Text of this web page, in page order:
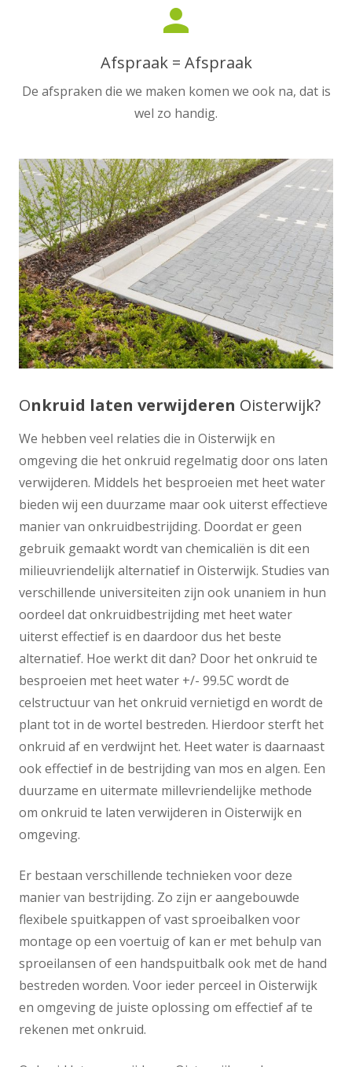
person
Afspraak = Afspraak
De afspraken die we maken komen we ook na, dat is
wel zo handig.
Onkruid laten verwijderen Oisterwijk?
We hebben veel relaties die in Oisterwijk en
omgeving die het onkruid regelmatig door ons laten
verwijderen. Middels het besproeien met heet water
bieden wij een duurzame maar ook uiterst effectieve
manier van onkruidbestrijding. Doordat er geen
gebruik gemaakt wordt van chemicaliën is dit een
milieuvriendelijk alternatief in Oisterwijk. Studies van
verschillende universiteiten zijn ook unaniem in hun
oordeel dat onkruidbestrijding met heet water
uiterst effectief is en daardoor dus het beste
alternatief. Hoe werkt dit dan? Door het onkruid te
besproeien met heet water +/- 99.5C wordt de
celstructuur van het onkruid vernietigd en wordt de
plant tot in de wortel bestreden. Hierdoor sterft het
onkruid af en verdwijnt het. Heet water is daarnaast
ook effectief in de bestrijding van mos en algen. Een
duurzame en uitermate millevriendelijke methode
om onkruid te laten verwijderen in Oisterwijk en
omgeving.
Er bestaan verschillende technieken voor deze
manier van bestrijding. Zo zijn er aangebouwde
flexibele spuitkappen of vast sproeibalken voor
montage op een voertuig of kan er met behulp van
sproeilansen of een handspuitbalk ook met de hand
bestreden worden. Voor ieder perceel in Oisterwijk
en omgeving de juiste oplossing om effectief af te
rekenen met onkruid.